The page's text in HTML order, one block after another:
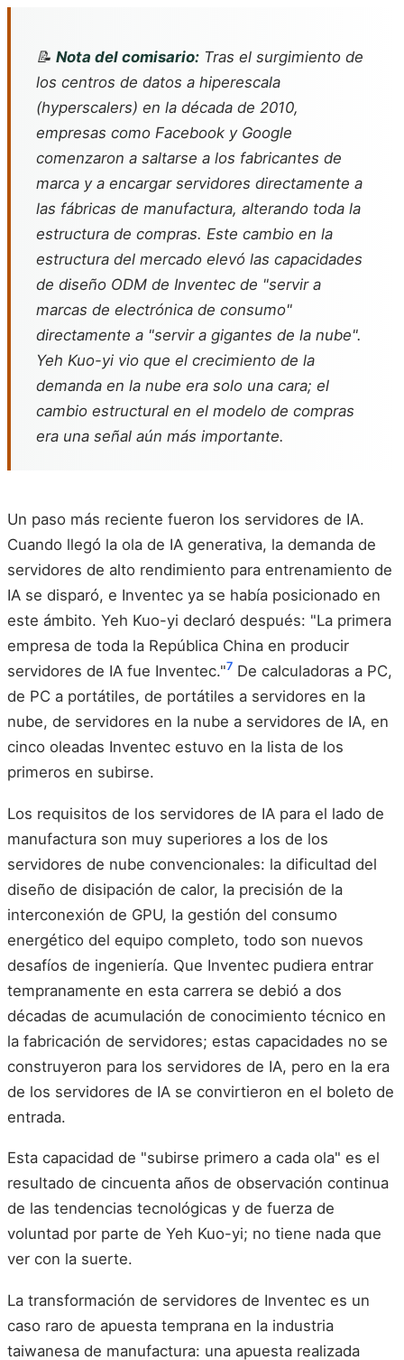
📝 Nota del comisario: Tras el surgimiento de
los centros de datos a hiperescala
(hyperscalers) en la década de 2010,
empresas como Facebook y Google
comenzaron a saltarse a los fabricantes de
marca y a encargar servidores directamente a
las fábricas de manufactura, alterando toda la
estructura de compras. Este cambio en la
estructura del mercado elevó las capacidades
de diseño ODM de Inventec de "servir a
marcas de electrónica de consumo"
directamente a "servir a gigantes de la nube".
Yeh Kuo-yi vio que el crecimiento de la
demanda en la nube era solo una cara; el
cambio estructural en el modelo de compras
era una señal aún más importante.
Un paso más reciente fueron los servidores de IA.
Cuando llegó la ola de IA generativa, la demanda de
servidores de alto rendimiento para entrenamiento de
IA se disparó, e Inventec ya se había posicionado en
este ámbito. Yeh Kuo-yi declaró después: "La primera
empresa de toda la República China en producir
servidores de IA fue Inventec."7 De calculadoras a PC,
de PC a portátiles, de portátiles a servidores en la
nube, de servidores en la nube a servidores de IA, en
cinco oleadas Inventec estuvo en la lista de los
primeros en subirse.
Los requisitos de los servidores de IA para el lado de
manufactura son muy superiores a los de los
servidores de nube convencionales: la dificultad del
diseño de disipación de calor, la precisión de la
interconexión de GPU, la gestión del consumo
energético del equipo completo, todo son nuevos
desafíos de ingeniería. Que Inventec pudiera entrar
tempranamente en esta carrera se debió a dos
décadas de acumulación de conocimiento técnico en
la fabricación de servidores; estas capacidades no se
construyeron para los servidores de IA, pero en la era
de los servidores de IA se convirtieron en el boleto de
entrada.
Esta capacidad de "subirse primero a cada ola" es el
resultado de cincuenta años de observación continua
de las tendencias tecnológicas y de fuerza de
voluntad por parte de Yeh Kuo-yi; no tiene nada que
ver con la suerte.
La transformación de servidores de Inventec es un
caso raro de apuesta temprana en la industria
taiwanesa de manufactura: una apuesta realizada